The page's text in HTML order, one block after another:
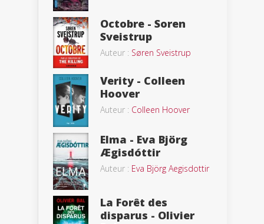
Octobre - Soren
Sveistrup
Auteur : Søren Sveistrup
Verity - Colleen
Hoover
Auteur : Colleen Hoover
Elma - Eva Björg
Ægisdóttir
Auteur : Eva Björg Aegisdottir
La Forêt des
disparus - Olivier